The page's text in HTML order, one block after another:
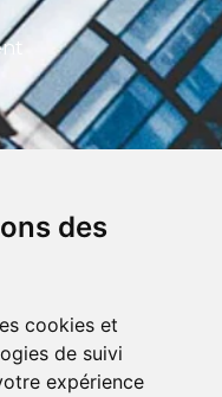
des
cookies et
de suivi
expérience
Wavre